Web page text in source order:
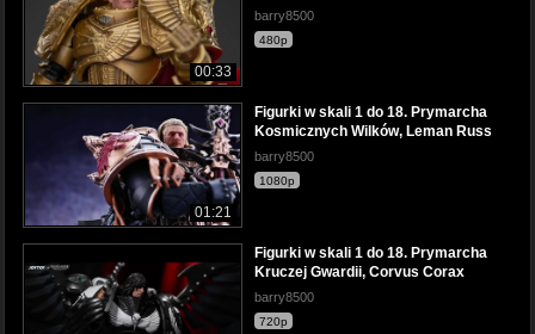
00:33
barry8500
480p
01:21
Figurki w skali 1 do 18. Prymarcha
Kosmicznych Wilków, Leman Russ
barry8500
1080p
Figurki w skali 1 do 18. Prymarcha
Kruczej Gwardii, Corvus Corax
barry8500
720p